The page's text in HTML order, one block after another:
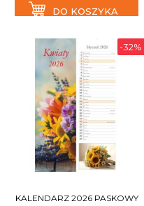
DO KOSZYKA
-32%
KALENDARZ 2026 PASKOWY